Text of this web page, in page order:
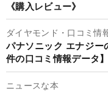
《購入レビュー》
ダイヤモンド・口コミ情
パナソニック エナジー
件の口コミ情報データ】
ニュースな本